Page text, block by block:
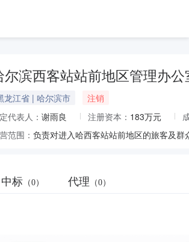
尔滨西客站站前地区管理办
龙江省 | 哈尔滨市
注销
代表人： 谢雨良 注册资本： 183万元
范围：
中标 （0） 代理 （0）